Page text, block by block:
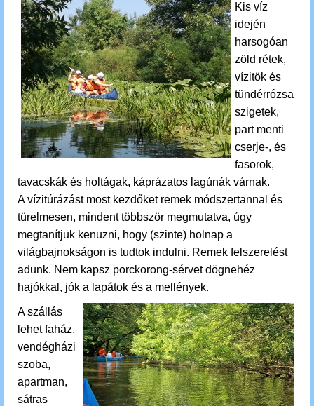
Kis víz
idején
harsogóan
zöld rétek,
vízitök és
tündérrózsa
szigetek,
part menti
cserje-, és
fasorok,
tavacskák és holtágak, káprázatos lagúnák várnak.
A vízitúrázást most kezdőket remek módszertannal és
türelmesen, mindent többször megmutatva, úgy
megtanítjuk kenuzni, hogy (szinte) holnap a
világbajnokságon is tudtok indulni. Remek felszerelést
adunk. Nem kapsz porckorong-sérvet dögnehéz
hajókkal, jók a lapátok és a mellények.
A szállás
lehet faház,
vendégházi
szoba,
apartman,
sátras